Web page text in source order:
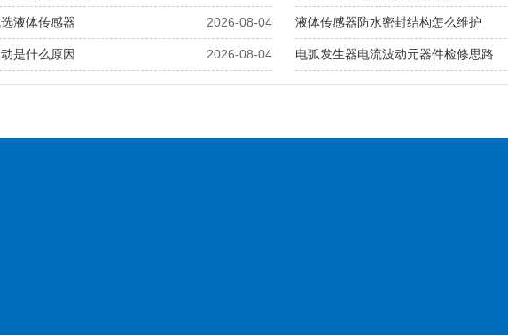
2026-08-04
液体传感器 液体传感器防水密封结构怎么维护
2026-08-04
是什么原因 电弧发生器电流波动元器件检修思路